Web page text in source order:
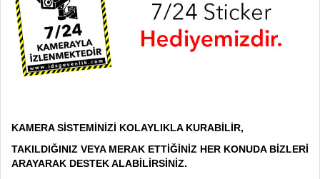
KAMERA SİSTEMİNİZİ KOLAYLIKLA KURABİLİR,
TAKILDIĞINIZ VEYA MERAK ETTİĞİNİZ HER KONUDA BİZLERİ
ARAYARAK DESTEK ALABİLİRSİNİZ.